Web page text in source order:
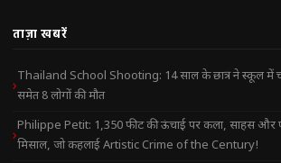
ताज़ा खबरें
Thailand School Shooting: 14 साल के छात्र ने स्कूल में
समेत 8 लोगों की मौत
Philippe Petit: 1,350 फीट की ऊंचाई पर कला, साहस और
मिसाल, जो कहलाई Artistic Crime of the Century!